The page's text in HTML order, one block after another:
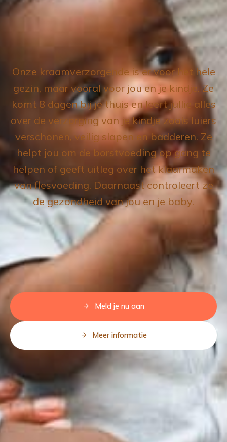
Onze kraamverzorgende is er voor het hele
gezin, maar vooral voor jou en je kindje. Ze
komt 8 dagen bij je thuis en leert jullie alles
over de verzorging van je kindje zoals luiers
verschonen, veilig slapen en badderen. Ze
helpt jou om de borstvoeding op gang te
helpen of geeft uitleg over het klaarmaken
van flesvoeding. Daarnaast controleert ze
de gezondheid van jou en je baby.
Meld je nu aan
Meer informatie